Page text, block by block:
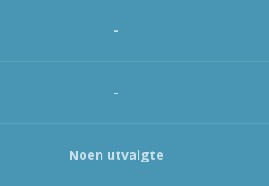
-
-
Noen utvalgte